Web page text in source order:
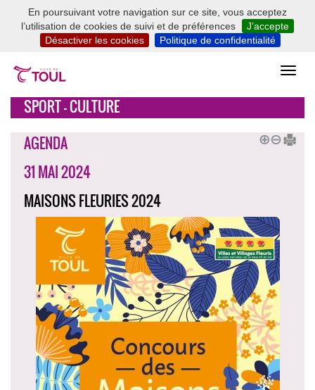
En poursuivant votre navigation sur ce site, vous acceptez
l’utilisation de cookies de suivi et de préférences
J’accepte
Désactiver les cookies
Politique de confidentialité
SPORT - CULTURE
AGENDA
31 MAI 2024
MAISONS FLEURIES 2024